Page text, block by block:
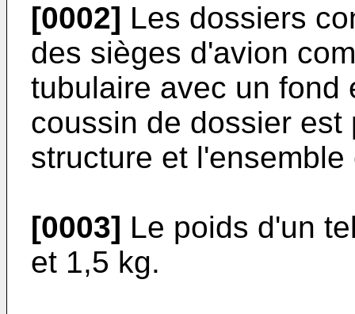
[0002] Les dossiers
des sièges d'avion
tubulaire avec un fond
coussin de dossier
structure et
[0003] Le poids d'un
et 1,5 kg.